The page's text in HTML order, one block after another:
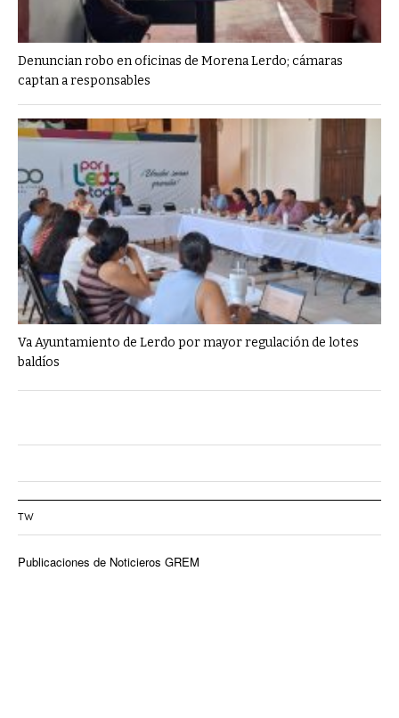
Denuncian robo en oficinas de Morena Lerdo; cámaras
captan a responsables
Va Ayuntamiento de Lerdo por mayor regulación de lotes
baldíos
TW
Publicaciones de Noticieros GREM